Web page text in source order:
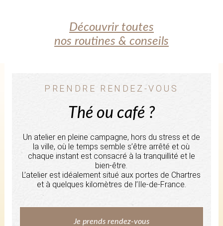
Découvrir toutes
nos routines & conseils
PRENDRE RENDEZ-VOUS
Thé ou café ?
Un atelier en pleine campagne, hors du stress et de
la ville, où le temps semble s’être arrêté et où
chaque instant est consacré à la tranquillité et le
bien-être.
L’atelier est idéalement situé aux portes de Chartres
et à quelques kilomètres de l’Ile-de-France.
Je prends rendez-vous